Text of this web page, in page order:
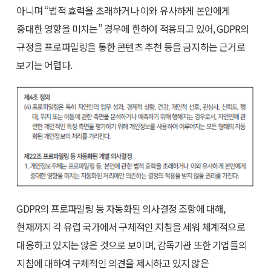
아니며 “법적 효력을 초래하거나 이와 유사하게 본인에게
중대한 영향을 미치는” 경우에 한하여 적용되고 있어, GDPR의
규정을 프로파일링을 통한 콘텐츠 추천 등을 금지하는 근거로
보기는 어렵다.
GDPR의 프로파일링 등 자동화된 의사결정 조항에 대해,
현재까지 각 유럽 국가에서 구체적인 지침을 세워 체계적으로
대응하고 있지는 않은 것으로 보이며, 감독기관 또한 기업들의
지침에 대하여 구체적인 의견을 제시하고 있지 않은